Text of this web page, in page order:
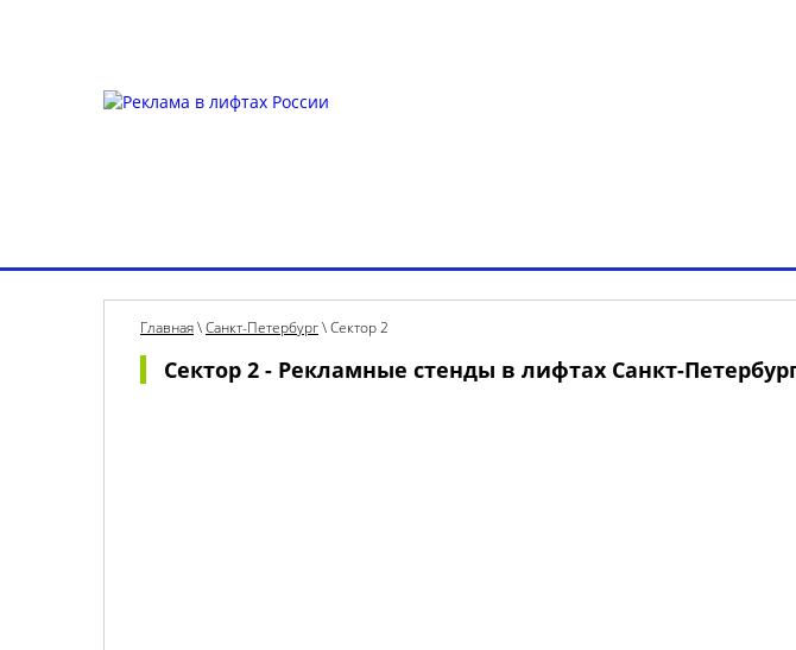
Главная\Санкт-Петербург\Сектор 2
Сектор 2 - Рекламные стенды в лифтах Санкт-